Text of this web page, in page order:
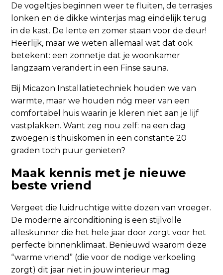
De vogeltjes beginnen weer te fluiten, de terrasjes
lonken en de dikke winterjas mag eindelijk terug
in de kast. De lente en zomer staan voor de deur!
Heerlijk, maar we weten allemaal wat dat ook
betekent: een zonnetje dat je woonkamer
langzaam verandert in een Finse sauna.
Bij Micazon Installatietechniek houden we van
warmte, maar we houden nóg meer van een
comfortabel huis waarin je kleren niet aan je lijf
vastplakken. Want zeg nou zelf: na een dag
zwoegen is thuiskomen in een constante 20
graden toch puur genieten?
Maak kennis met je nieuwe
beste vriend
Vergeet die luidruchtige witte dozen van vroeger.
De moderne airconditioning is een stijlvolle
alleskunner die het hele jaar door zorgt voor het
perfecte binnenklimaat. Benieuwd waarom deze
“warme vriend” (die voor de nodige verkoeling
zorgt) dit jaar niet in jouw interieur mag